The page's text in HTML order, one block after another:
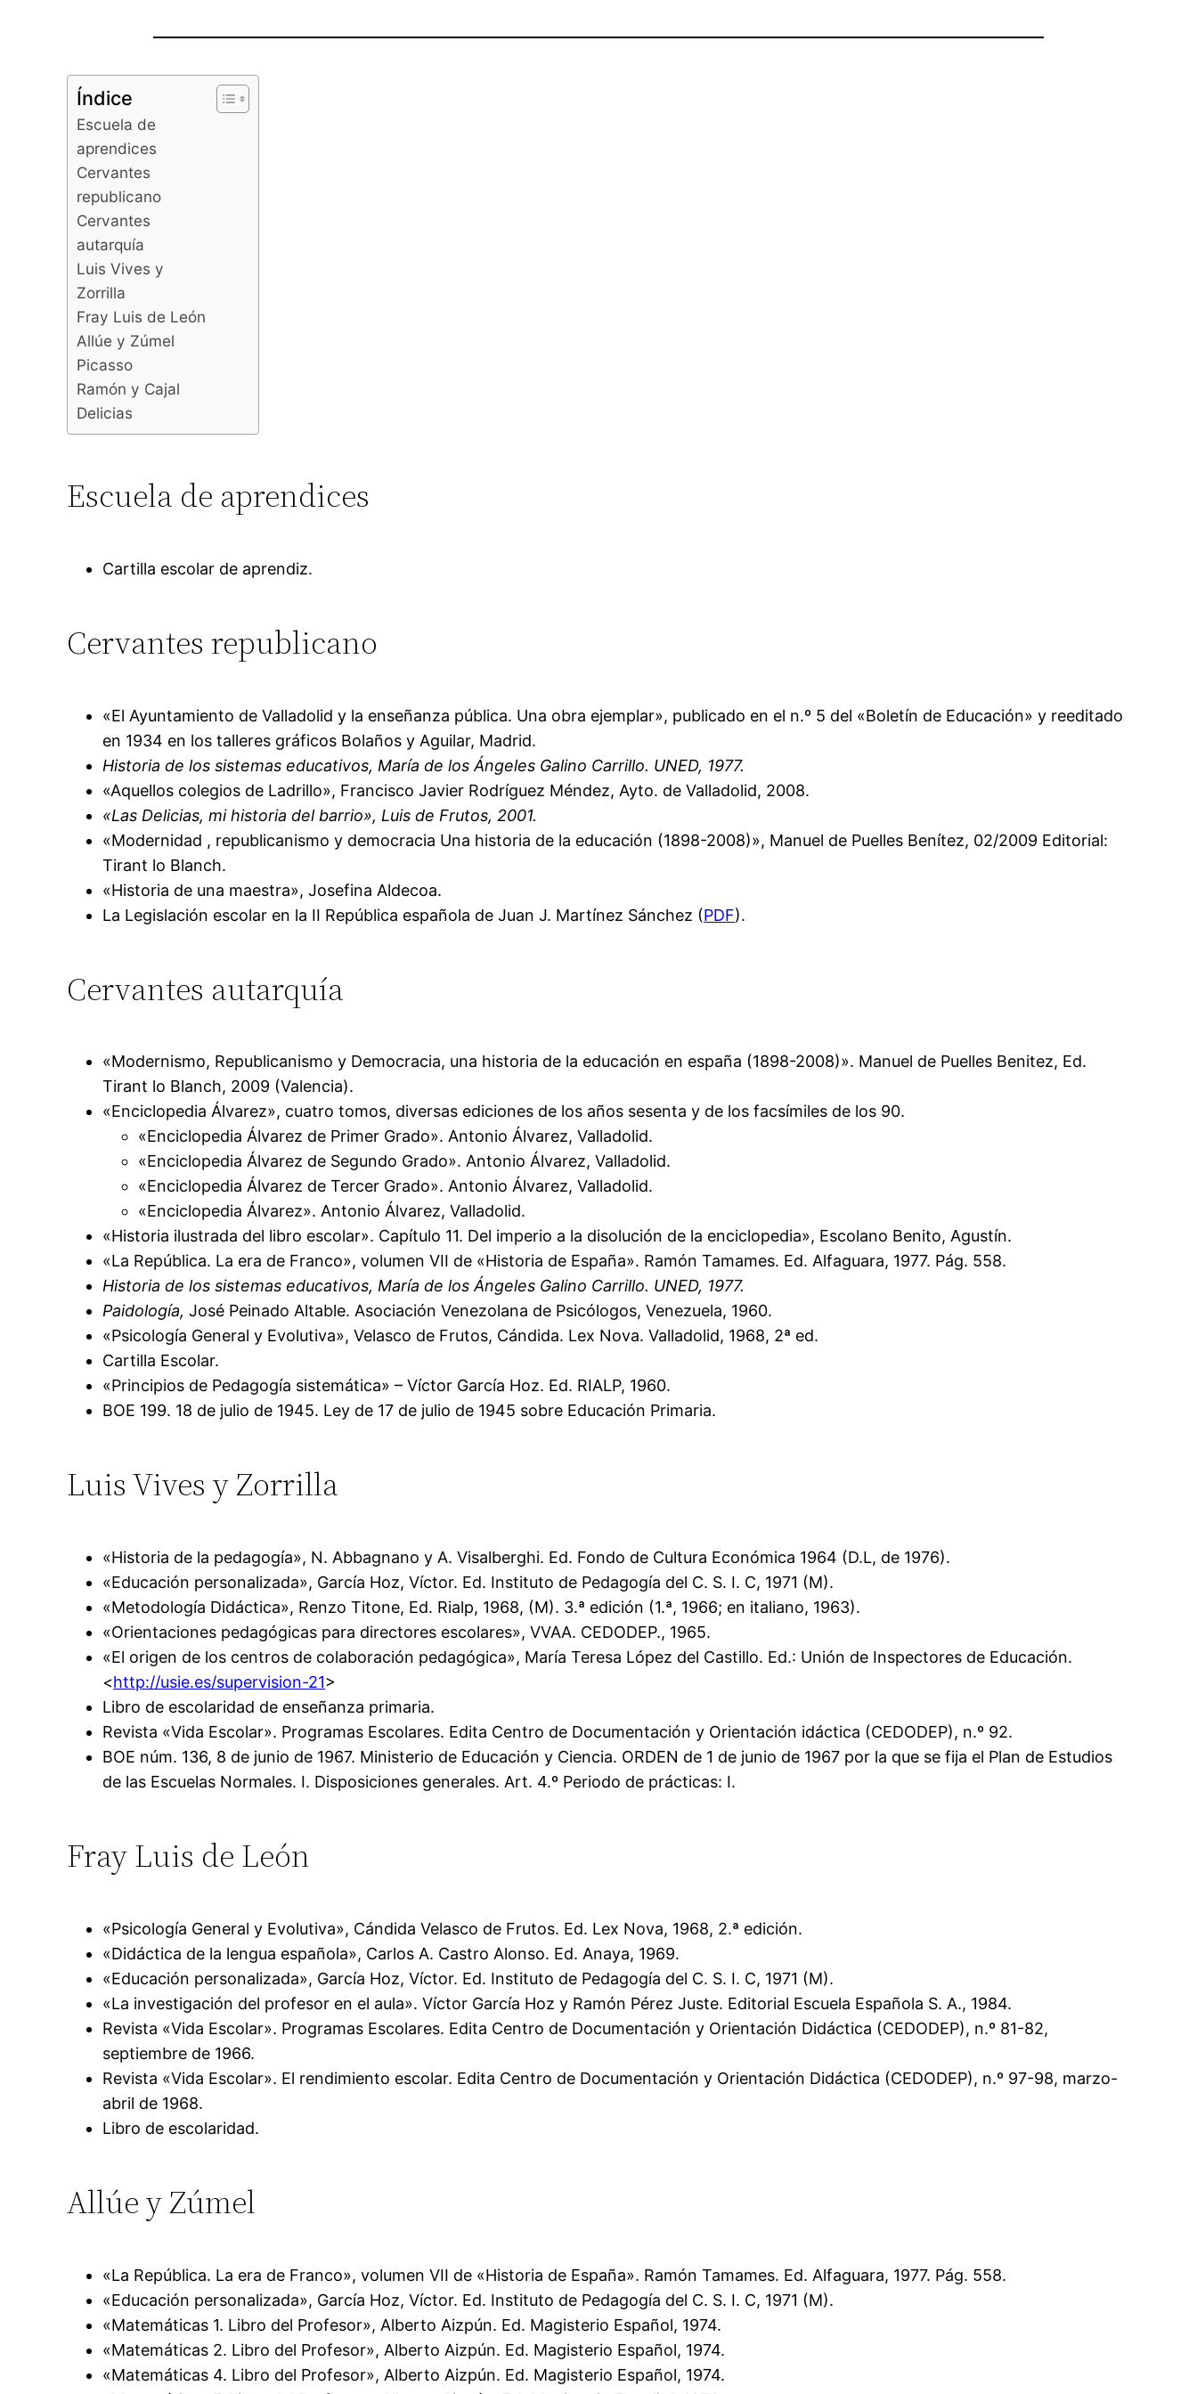
Índice
Escuela de
aprendices
Cervantes
republicano
Cervantes
autarquía
Luis Vives y
Zorrilla
Fray Luis de León
Allúe y Zúmel
Picasso
Ramón y Cajal
Delicias
Escuela de aprendices
Cartilla escolar de aprendiz.
Cervantes republicano
«El Ayuntamiento de Valladolid y la enseñanza pública. Una obra ejemplar», publicado en el n.º 5 del «Boletín de Educación» y reeditado
en 1934 en los talleres gráficos Bolaños y Aguilar, Madrid.
Historia de los sistemas educativos, María de los Ángeles Galino Carrillo. UNED, 1977.
«Aquellos colegios de Ladrillo», Francisco Javier Rodríguez Méndez, Ayto. de Valladolid, 2008.
«Las Delicias, mi historia del barrio», Luis de Frutos, 2001.
«Modernidad , republicanismo y democracia Una historia de la educación (1898-2008)», Manuel de Puelles Benítez, 02/2009 Editorial:
Tirant lo Blanch.
«Historia de una maestra», Josefina Aldecoa.
La Legislación escolar en la II República española de Juan J. Martínez Sánchez (PDF).
Cervantes autarquía
«Modernismo, Republicanismo y Democracia, una historia de la educación en españa (1898-2008)». Manuel de Puelles Benitez, Ed.
Tirant lo Blanch, 2009 (Valencia).
«Enciclopedia Álvarez», cuatro tomos, diversas ediciones de los años sesenta y de los facsímiles de los 90.
«Enciclopedia Álvarez de Primer Grado». Antonio Álvarez, Valladolid.
«Enciclopedia Álvarez de Segundo Grado». Antonio Álvarez, Valladolid.
«Enciclopedia Álvarez de Tercer Grado». Antonio Álvarez, Valladolid.
«Enciclopedia Álvarez». Antonio Álvarez, Valladolid.
«Historia ilustrada del libro escolar». Capítulo 11. Del imperio a la disolución de la enciclopedia», Escolano Benito, Agustín.
«La República. La era de Franco», volumen VII de «Historia de España». Ramón Tamames. Ed. Alfaguara, 1977. Pág. 558.
Historia de los sistemas educativos, María de los Ángeles Galino Carrillo. UNED, 1977.
Paidología,José Peinado Altable. Asociación Venezolana de Psicólogos, Venezuela, 1960.
«Psicología General y Evolutiva», Velasco de Frutos, Cándida. Lex Nova. Valladolid, 1968, 2ª ed.
Cartilla Escolar.
«Principios de Pedagogía sistemática» – Víctor García Hoz. Ed. RIALP, 1960.
BOE 199. 18 de julio de 1945. Ley de 17 de julio de 1945 sobre Educación Primaria.
Luis Vives y Zorrilla
«Historia de la pedagogía», N. Abbagnano y A. Visalberghi. Ed. Fondo de Cultura Económica 1964 (D.L, de 1976).
«Educación personalizada», García Hoz, Víctor. Ed. Instituto de Pedagogía del C. S. I. C, 1971 (M).
«Metodología Didáctica», Renzo Titone, Ed. Rialp, 1968, (M). 3.ª edición (1.ª, 1966; en italiano, 1963).
«Orientaciones pedagógicas para directores escolares», VVAA. CEDODEP., 1965.
«El origen de los centros de colaboración pedagógica», María Teresa López del Castillo. Ed.: Unión de Inspectores de Educación.
<http://usie.es/supervision-21>
Libro de escolaridad de enseñanza primaria.
Revista «Vida Escolar». Programas Escolares. Edita Centro de Documentación y Orientación idáctica (CEDODEP), n.º 92.
BOE núm. 136, 8 de junio de 1967. Ministerio de Educación y Ciencia. ORDEN de 1 de junio de 1967 por la que se fija el Plan de Estudios
de las Escuelas Normales. I. Disposiciones generales. Art. 4.º Periodo de prácticas: I.
Fray Luis de León
«Psicología General y Evolutiva», Cándida Velasco de Frutos. Ed. Lex Nova, 1968, 2.ª edición.
«Didáctica de la lengua española», Carlos A. Castro Alonso. Ed. Anaya, 1969.
«Educación personalizada», García Hoz, Víctor. Ed. Instituto de Pedagogía del C. S. I. C, 1971 (M).
«La investigación del profesor en el aula». Víctor García Hoz y Ramón Pérez Juste. Editorial Escuela Española S. A., 1984.
Revista «Vida Escolar». Programas Escolares. Edita Centro de Documentación y Orientación Didáctica (CEDODEP), n.º 81-82,
septiembre de 1966.
Revista «Vida Escolar». El rendimiento escolar. Edita Centro de Documentación y Orientación Didáctica (CEDODEP), n.º 97-98, marzo-
abril de 1968.
Libro de escolaridad.
Allúe y Zúmel
«La República. La era de Franco», volumen VII de «Historia de España». Ramón Tamames. Ed. Alfaguara, 1977. Pág. 558.
«Educación personalizada», García Hoz, Víctor. Ed. Instituto de Pedagogía del C. S. I. C, 1971 (M).
«Matemáticas 1. Libro del Profesor», Alberto Aizpún. Ed. Magisterio Español, 1974.
«Matemáticas 2. Libro del Profesor», Alberto Aizpún. Ed. Magisterio Español, 1974.
«Matemáticas 4. Libro del Profesor», Alberto Aizpún. Ed. Magisterio Español, 1974.